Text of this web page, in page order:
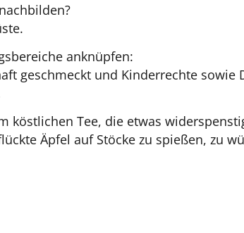
anknüpfen:
geschmeckt und Kinderrechte
köstlichen Tee, die etwas
Äpfel auf Stöcke zu spießen, zu